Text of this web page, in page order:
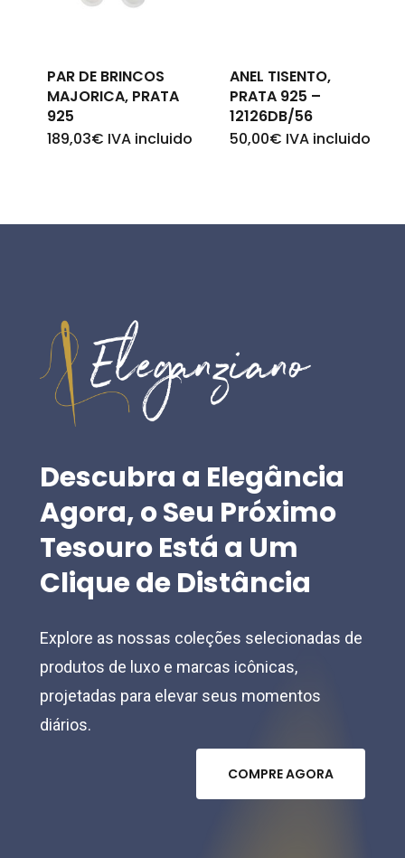
PAR DE BRINCOS
MAJORICA, PRATA
925
189,03€ IVA incluido
ANEL TISENTO,
PRATA 925 –
12126DB/56
50,00€ IVA incluido
Descubra a Elegância
Agora,oSeu Próximo
TesouroEstá a Um
CliquedeDistância
Explore as nossas coleções selecionadas de
produtos de luxo e marcas icônicas,
projetadas para elevar seus momentos
diários.
COMPREAGORA